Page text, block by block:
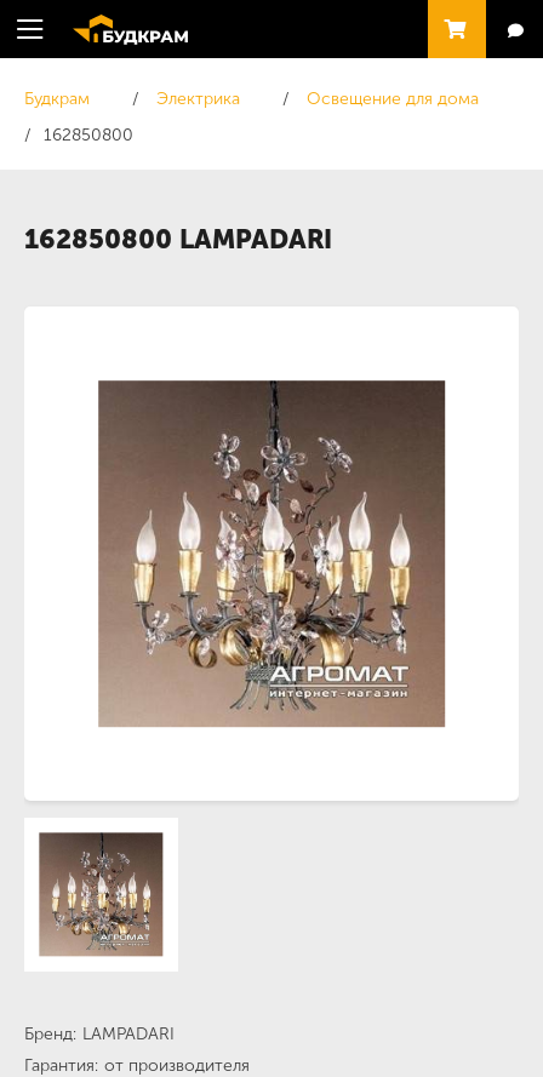
Будкрам Электрика
Освещение для дома
162850800
162850800 LAMPADARI
Бренд LAMPADARI
Гарантия от производителя